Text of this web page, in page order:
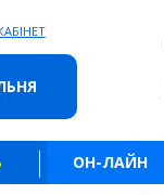
ОН-ЛАЙН